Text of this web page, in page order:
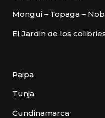
Mongui – Topaga –
El Jardin de los colibries
Paipa
Tunja
Cundinamarca